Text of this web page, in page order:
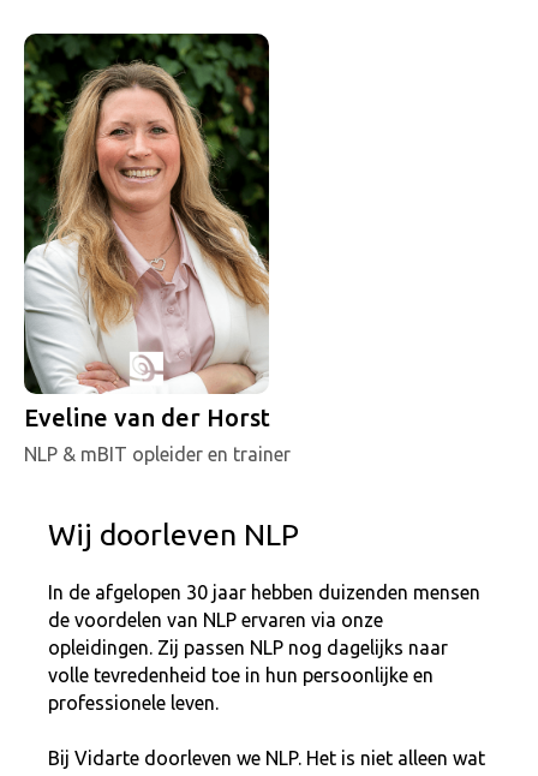
Eveline van der Horst
NLP & mBIT opleider en trainer
Wij doorleven NLP
In de afgelopen 30 jaar hebben duizenden mensen
de voordelen van NLP ervaren via onze
opleidingen. Zij passen NLP nog dagelijks naar
volle tevredenheid toe in hun persoonlijke en
professionele leven.
Bij Vidarte doorleven we NLP. Het is niet alleen wat